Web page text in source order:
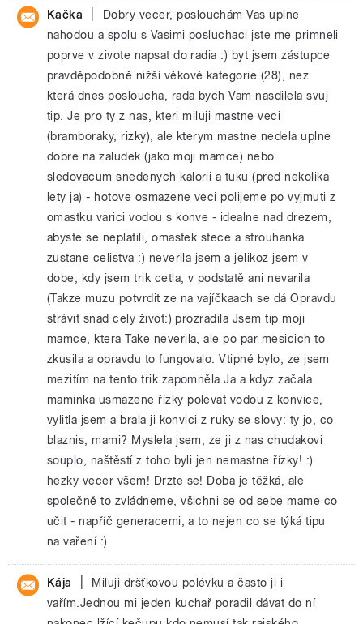
Kačka
Dobry vecer, poslouchám Vas uplne
nahodou a spolu s Vasimi posluchaci jste me primneli
poprve v zivote napsat do radia :) byt jsem zástupce
pravděpodobně nižší věkové kategorie (28), nez
která dnes posloucha, rada bych Vam nasdilela svuj
tip. Je pro ty z nas, kteri miluji mastne veci
(bramboraky, rizky), ale kterym mastne nedela uplne
dobre na zaludek (jako moji mamce) nebo
sledovacum snedenych kalorii a tuku (pred nekolika
lety ja) - hotove osmazene veci polijeme po vyjmuti z
omastku varici vodou s konve - idealne nad drezem,
abyste se neplatili, omastek stece a strouhanka
zustane celistva :) neverila jsem a jelikoz jsem v
dobe, kdy jsem trik cetla, v podstatě ani nevarila
(Takze muzu potvrdit ze na vajíčkaach se dá Opravdu
strávit snad cely život:) prozradila Jsem tip moji
mamce, ktera Take neverila, ale po par mesicich to
zkusila a opravdu to fungovalo. Vtipné bylo, ze jsem
mezitím na tento trik zapomněla Ja a kdyz začala
maminka usmazene řízky polevat vodou z konvice,
vylitla jsem a brala ji konvici z ruky se slovy: ty jo, co
blaznis, mami? Myslela jsem, ze ji z nas chudakovi
souplo, naštěstí z toho byli jen nemastne řízky! :)
hezky vecer všem! Drzte se! Doba je těžká, ale
společně to zvládneme, všichni se od sebe mame co
učit - napříč generacemi, a to nejen co se týká tipu
na vaření :)
Kája
Miluji dršťkovou polévku a často ji i
vařím.Jednou mi jeden kuchař poradil dávat do ní